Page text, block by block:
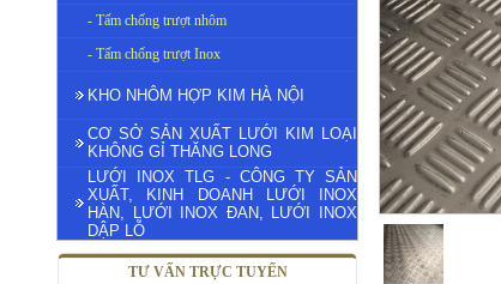
- Tấm chống trượt nhôm
- Tấm chống trượt Inox
KHO NHÔM HỢP KIM HÀ NỘI
CƠ SỞ SẢN XUẤT LƯỚI KIM LOẠI
KHÔNG GỈ THĂNG LONG
LƯỚI INOX TLG - CÔNG TY SẢN
XUẤT, KINH DOANH LƯỚI INOX
HÀN, LƯỚI INOX ĐAN, LƯỚI INOX
DẬP LỖ
TƯ VẤN TRỰC TUYẾN